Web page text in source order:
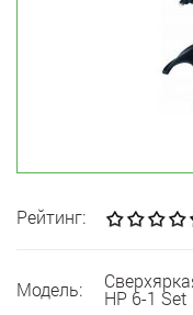
Рейтинг:
Модель:
HP 6-1 Set